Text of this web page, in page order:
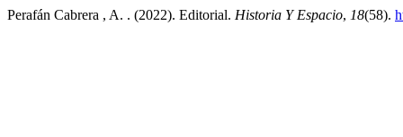
Perafán Cabrera , A. . (2022). Editorial. Historia Y Espacio, 18(58).